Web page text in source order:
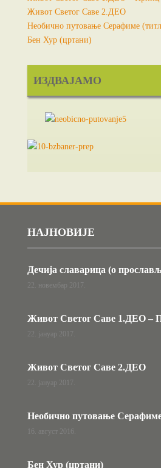
Живот Светог Саве 2.ДЕО
Необично путовање Серафиме
Бен Хур (цртани)
ИЗДВАЈАМО
НАЈНОВИЈЕ
Дечија славарица (о
22. новембар 2017.
Живот Светог Саве 1.ДЕО –
22. јануар 2017.
Живот Светог Саве 2.ДЕО
22. јануар 2017.
Необично путовање
16. август 2016.
Бен Хур (цртани)